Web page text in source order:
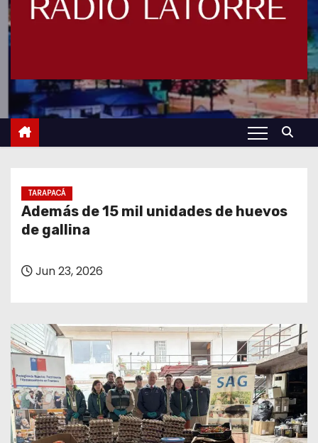
TARAPACÁ
Además de 15 mil unidades de huevos
de gallina
Jun 23, 2026